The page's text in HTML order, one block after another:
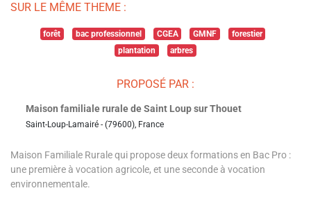
SUR LE MÊME THEME :
forêt bac professionnel CGEA GMNF
forestier
plantation
arbres
PROPOSÉ PAR :
Maison familiale rurale de Saint Loup sur Thouet
Saint-Loup-Lamairé - (79600), France
Maison Familiale Rurale qui propose deux formations en Bac Pro :
une première à vocation agricole, et une seconde à vocation
environnementale.